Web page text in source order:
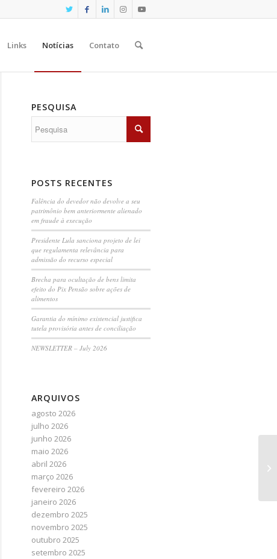
Links Notícias Contato
PESQUISA
POSTS RECENTES
Falência do devedor não devolve a seu
patrimônio bem anteriormente alienado
em fraude à execução
Presidente Lula sanciona projeto de lei
que regulamenta relevância para
admissão do recurso especial
Brecha para ocultação de bens limita
efeito do Pix Pensão sobre ações de
alimentos
Garantia do mínimo existencial justifica
tutela provisória antes de conciliação
NEWSLETTER – July 2026
ARQUIVOS
agosto 2026
julho 2026
junho 2026
maio 2026
abril 2026
março 2026
fevereiro 2026
janeiro 2026
dezembro 2025
novembro 2025
outubro 2025
setembro 2025